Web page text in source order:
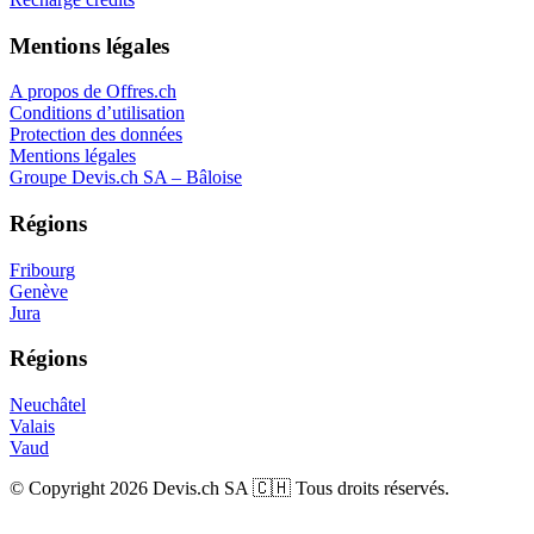
Mentions légales
A propos de Offres.ch
Conditions d’utilisation
Protection des données
Mentions légales
Groupe Devis.ch SA – Bâloise
Régions
Fribourg
Genève
Jura
Régions
Neuchâtel
Valais
Vaud
© Copyright 2026 Devis.ch SA 🇨🇭 Tous droits réservés.